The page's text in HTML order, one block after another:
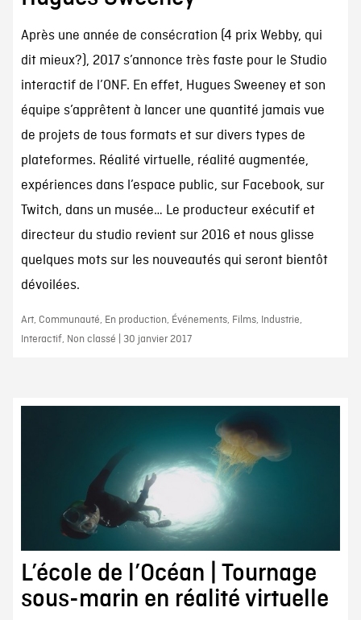
Après une année de consécration (4 prix Webby, qui
dit mieux?), 2017 s’annonce très faste pour le Studio
interactif de l’ONF. En effet, Hugues Sweeney et son
équipe s’apprêtent à lancer une quantité jamais vue
de projets de tous formats et sur divers types de
plateformes. Réalité virtuelle, réalité augmentée,
expériences dans l’espace public, sur Facebook, sur
Twitch, dans un musée… Le producteur exécutif et
directeur du studio revient sur 2016 et nous glisse
quelques mots sur les nouveautés qui seront bientôt
dévoilées.
Art, Communauté, En production, Événements, Films, Industrie,
Interactif, Non classé | 30 janvier 2017
L’école de l’Océan | Tournage
sous-marin en réalité virtuelle